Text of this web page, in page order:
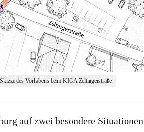
Skizze des Vorhabens beim KIGA Zeltingerstraße
auf zwei besondere